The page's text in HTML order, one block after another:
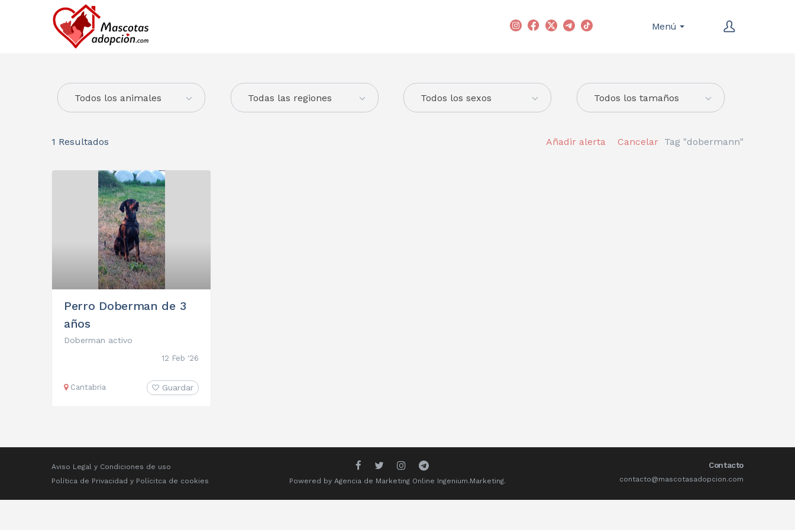
Menú
Todas las regiones
Todos los animales Todos los sexos Todos los tamaños
1 Resultados Tag "dobermann"
Cancelar
Añadir alerta
Perro Doberman de 3
años
Doberman activo
12 Feb '26
Cantabria Guardar
Aviso Legal y Condiciones de uso
Política de Privacidad y Polícitca de cookies Powered by Agencia de Marketing Online Ingenium.Marketing.
Contacto
contacto@mascotasadopcion.com